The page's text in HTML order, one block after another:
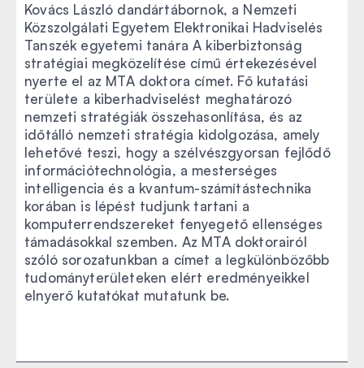
Kovács László dandártábornok, a Nemzeti
Közszolgálati Egyetem Elektronikai Hadviselés
Tanszék egyetemi tanára A kiberbiztonság
stratégiai megközelítése című értekezésével
nyerte el az MTA doktora címet. Fő kutatási
területe a kiberhadviselést meghatározó
nemzeti stratégiák összehasonlítása, és az
időtálló nemzeti stratégia kidolgozása, amely
lehetővé teszi, hogy a szélvészgyorsan fejlődő
információtechnológia, a mesterséges
intelligencia és a kvantum-számítástechnika
korában is lépést tudjunk tartani a
komputerrendszereket fenyegető ellenséges
támadásokkal szemben. Az MTA doktorairól
szóló sorozatunkban a címet a legkülönbözőbb
tudományterületeken elért eredményeikkel
elnyerő kutatókat mutatunk be.